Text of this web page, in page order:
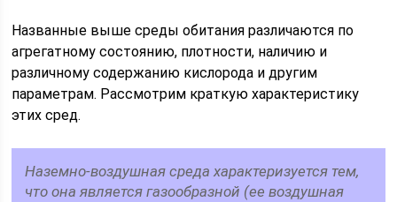
Названные выше среды обитания различаются по
агрегатному состоянию, плотности, наличию и
различному содержанию кислорода и другим
параметрам. Рассмотрим краткую характеристику
этих сред.
Наземно-воздушная среда характеризуется тем,
что она является газообразной (ее воздушная